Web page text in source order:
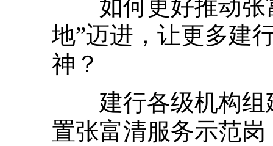
如何更好推动张
地”迈进，让更多建
神？
建行各级机构组
置张富清服务示范